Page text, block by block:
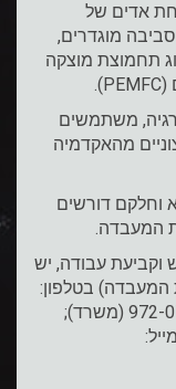
אדים של
סביבה מוגדרים,
תחמוצת מוצקה
משתמשים
מהאקדמיה
וחלקם דורשים
המעבדה.
וקביעת עבודה, יש
המעבדה) בטלפון:
972-052-7380335 (נייד); 972-073-3781973 (משרד);